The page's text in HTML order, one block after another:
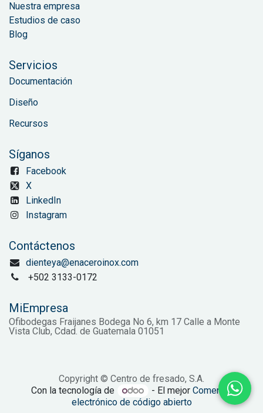
Nuestra empresa
Estudios de caso
Blog
Servicios
Documentación
Diseño
Recursos
Síganos
Facebook
X
LinkedIn
Instagram
Contáctenos
dienteya@enaceroinox.com
+502 3133-0172
MiEmpresa
Ofibodegas Fraijanes Bodega No 6, km 17 Calle a Monte
Vista Club, Cdad. de Guatemala 01051
Copyright © Centro de fresado, S.A.
Con la tecnología de
- El mejor Comercio
electrónico de código abierto